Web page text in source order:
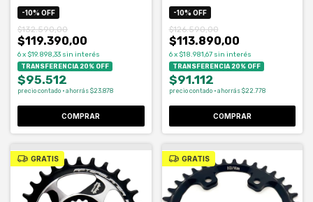
-10% OFF
$119.390,00
$132.590,00
6x $19.898,33 sin interés
TRANSFERENCIA 20% OFF
$95.512
precio contado · ahorrás $23.878
COMPRAR
-10% OFF
$113.890,00
$126.590,00
6 x $18.981,67 sin interés
TRANSFERENCIA 20% OFF
$91.112
precio contado · ahorrás $22.778
COMPRAR
GRATIS GRATIS